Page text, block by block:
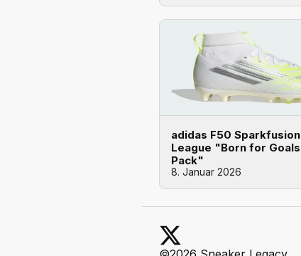
adidas F50 Sparkfusion
League "Born for Goals
Pack"
8. Januar 2026